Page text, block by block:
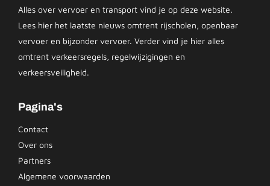
Alles over vervoer en transport vind je op deze website.
Lees hier het laatste nieuws omtrent rijscholen, openbaar
vervoer en bijzonder vervoer. Verder vind je hier alles
omtrent verkeersregels, regelwijzigingen en
verkeersveiligheid.
Pagina's
Contact
Over ons
Partners
Algemene voorwaarden